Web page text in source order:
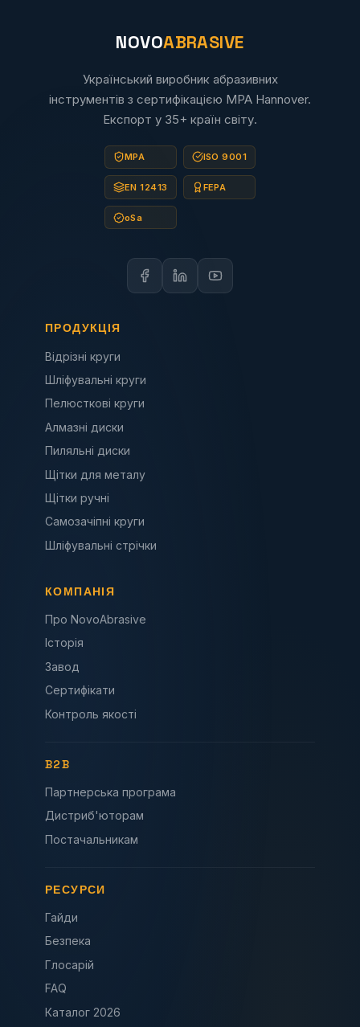
NOVOABRASIVE
Український виробник абразивних
інструментів з сертифікацією MPA Hannover.
Експорт у 35+ країн світу.
MPA ISO 9001
EN 12413 FEPA
oSa
ПРОДУКЦІЯ
Відрізні круги
Шліфувальні круги
Пелюсткові круги
Алмазні диски
Пиляльні диски
Щітки для металу
Щітки ручні
Самозачіпні круги
Шліфувальні стрічки
КОМПАНІЯ
Про NovoAbrasive
Історія
Завод
Сертифікати
Контроль якості
B2B
Партнерська програма
Дистриб'юторам
Постачальникам
РЕСУРСИ
Гайди
Безпека
Глосарій
FAQ
Каталог 2026